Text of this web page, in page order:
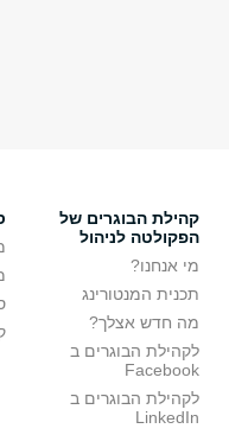
קהילת הבוגרים של
הפקולטה לניהול
מי אנחנו?
תכנית המנטורינג
מה חדש אצלך?
לקהילת הבוגרים ב
Facebook
לקהילת הבוגרים ב
LinkedIn